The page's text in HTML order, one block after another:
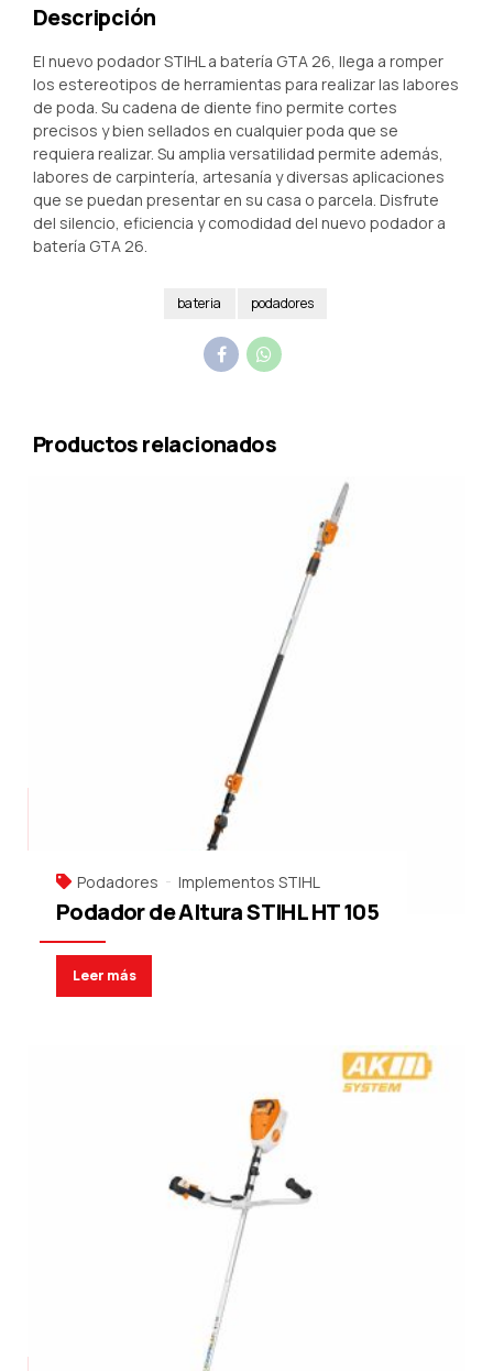
Descripción
El nuevo podador STIHL a batería GTA 26, llega a romper
los estereotipos de herramientas para realizar las labores
de poda. Su cadena de diente fino permite cortes
precisos y bien sellados en cualquier poda que se
requiera realizar. Su amplia versatilidad permite además,
labores de carpintería, artesanía y diversas aplicaciones
que se puedan presentar en su casa o parcela. Disfrute
del silencio, eficiencia y comodidad del nuevo podador a
batería GTA 26.
bateria podadores
Productos relacionados
Podadores Implementos STIHL
Podador de Altura STIHL HT 105
Leer más